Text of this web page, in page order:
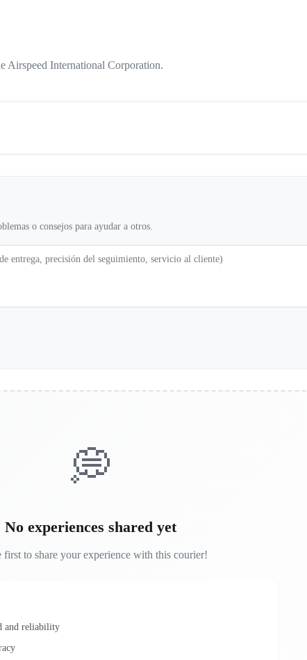
Airspeed International Corporation.
o consejos para ayudar a otros.
💭
No experiences shared yet
first to share your experience with this courier!
and reliability